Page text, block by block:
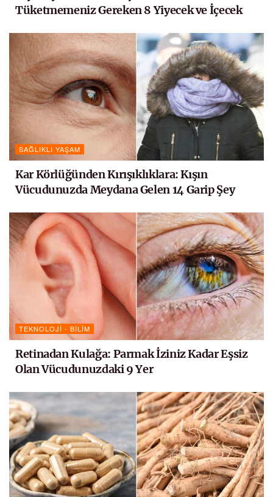
Tüketmemeniz Gereken 8 Yiyecek ve İçecek
SAĞLIKLI YAŞAM
Kar Körlüğünden Kırışıklıklara: Kışın
Vücudunuzda Meydana Gelen 14 Garip Şey
TEKNOLOJI - BILIM
Retinadan Kulağa: Parmak İziniz Kadar Eşsiz
Olan Vücudunuzdaki 9 Yer